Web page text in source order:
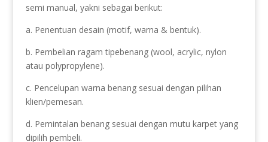
semi manual, yakni sebagai berikut:
a. Penentuan desain (motif, warna & bentuk).
b. Pembelian ragam tipebenang (wool, acrylic, nylon
atau polypropylene).
c. Pencelupan warna benang sesuai dengan pilihan
klien/pemesan.
d. Pemintalan benang sesuai dengan mutu karpet yang
dipilih pembeli.